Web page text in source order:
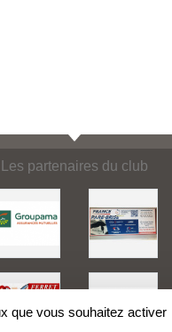
Les partenaires du club
que vous souhaitez activer